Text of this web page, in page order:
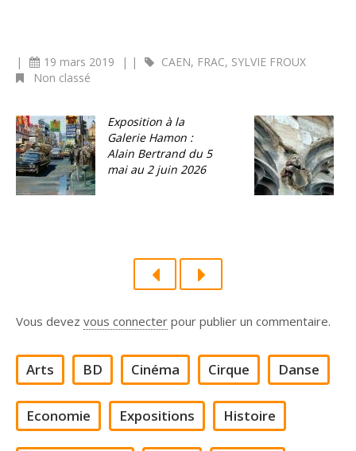
| 19 mars 2019 | | CAEN, FRAC, SYLVIE FROUX
Non classé
Exposition à la
Galerie Hamon :
Alain Bertrand du 5
mai au 2 juin 2026
Vous devez vous connecter pour publier un commentaire.
Arts BD Cinéma Cirque Danse
Economie Expositions Histoire